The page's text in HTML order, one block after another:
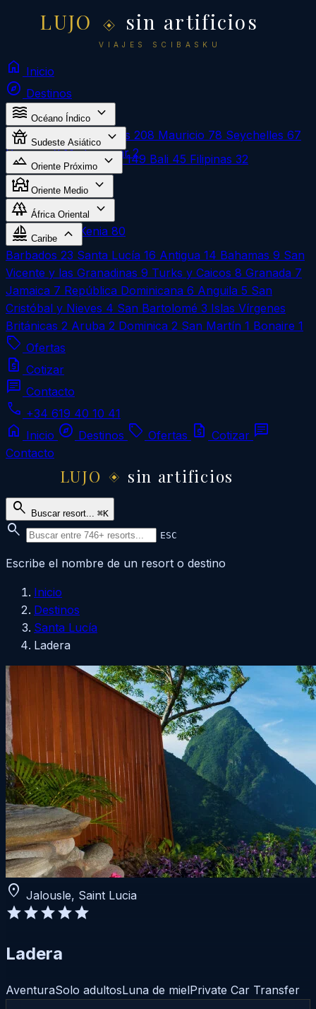
LUJO sin artificios
VIAJES SCIBASKU
home Inicio
explore Destinos
waves Océano Índico expand_more
Sri Lanka 268 Maldivas 208 Mauricio 78 Seychelles 67
Reunión 3 Madagascar 2
temple_buddhist Sudeste Asiático expand_more
Vietnam 270 Tailandia 149 Bali 45 Filipinas 32
landscape Oriente Próximo expand_more
Egipto
mosque Oriente Medio expand_more
Omán 1
forest África Oriental expand_more
Zanzíbar 183 Kenia 80
sailing Caribe expand_more
Barbados 23 Santa Lucía 16 Antigua 14 Bahamas 9 San
Vicente y las Granadinas 9 Turks y Caicos 8 Granada 7
Jamaica 7 República Dominicana 6 Anguila 5 San
Cristóbal y Nieves 4 San Bartolomé 3 Islas Vírgenes
Británicas 2 Aruba 2 Dominica 2 San Martín 1 Bonaire 1
local_offer Ofertas
request_quote Cotizar
chat Contacto
call +34 619 40 10 41
home Inicio explore Destinos local_offer Ofertas request_quote Cotizar chat
Contacto
LUJO sin artificios
search Buscar resort... ⌘K
search ESC
Escribe el nombre de un resort o destino
Inicio
Destinos
Santa Lucía
Ladera
location_on Jalousle, Saint Lucia
starstarstarstarstar
Ladera
AventuraSolo adultosLuna de mielPrivate Car Transfer